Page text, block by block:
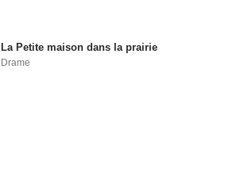
La Petite maison dans la prairie
Drame